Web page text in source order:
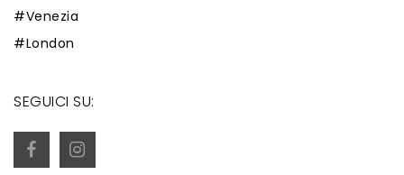
#Venezia
#London
SEGUICI SU: